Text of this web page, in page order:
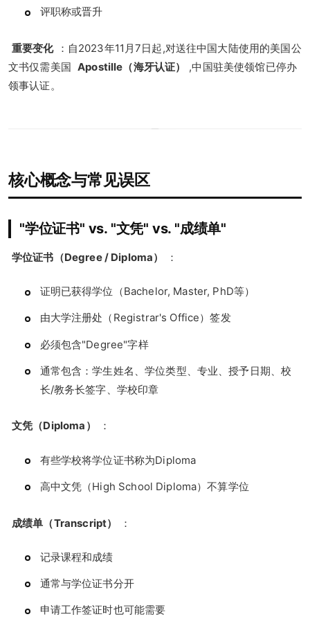
评职称或晋升
重要变化 ：自2023年11月7日起,对送往中国大陆使用的美国公
文书仅需美国 Apostille（海牙认证）
,中国驻美使领馆已停办
领事认证。
核心概念与常见误区
"学位证书" vs. "文凭" vs. "成绩单"
学位证书（Degree / Diploma） ：
证明已获得学位（Bachelor, Master, PhD等）
由大学注册处（Registrar's Office）签发
必须包含"Degree"字样
通常包含：学生姓名、学位类型、专业、授予日期、校
长/教务长签字、学校印章
文凭（Diploma） ：
有些学校将学位证书称为Diploma
高中文凭（High School Diploma）不算学位
成绩单（Transcript） ：
记录课程和成绩
通常与学位证书分开
申请工作签证时也可能需要